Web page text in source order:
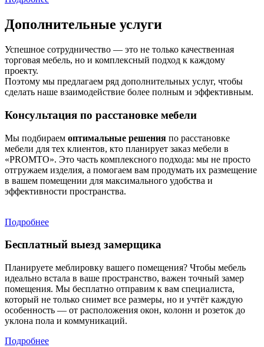
Дополнительные услуги
Успешное сотрудничество — это не только качественная
торговая мебель, но и комплексный подход к каждому
проекту.
Поэтому мы предлагаем ряд дополнительных услуг, чтобы
сделать наше взаимодействие более полным и эффективным.
Консультация по расстановке мебели
Мы подбираем оптимальные решения по расстановке
мебели для тех клиентов, кто планирует заказ мебели в
«PROMTO». Это часть комплексного подхода: мы не просто
отгружаем изделия, а помогаем вам продумать их размещение
в вашем помещении для максимального удобства и
эффективности пространства.
Подробнее
Бесплатный выезд замерщика
Планируете меблировку вашего помещения? Чтобы мебель
идеально встала в ваше пространство, важен точный замер
помещения. Мы бесплатно отправим к вам специалиста,
который не только снимет все размеры, но и учтёт каждую
особенность — от расположения окон, колонн и розеток до
уклона пола и коммуникаций.
Подробнее